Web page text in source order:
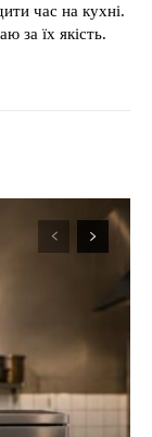
час на кухні.
за їх якість.